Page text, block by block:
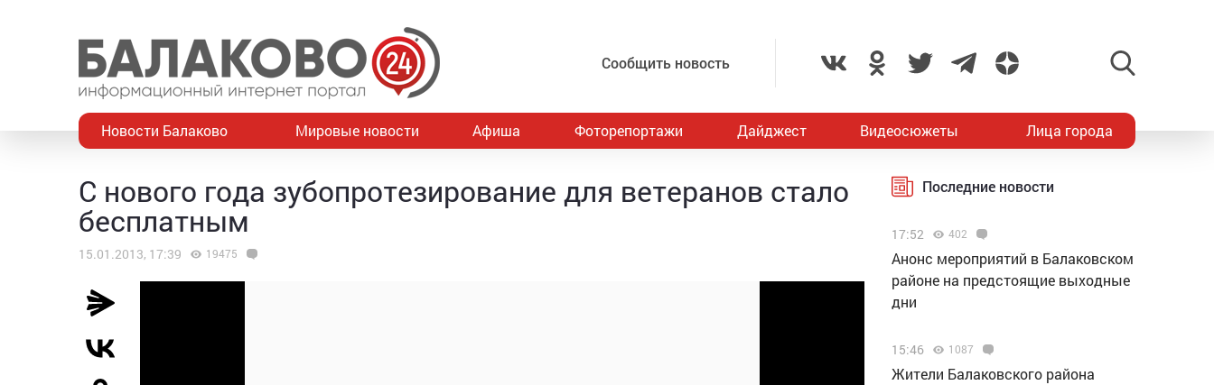
Сообщить новость
Новости Балаково Мировые новости Афиша Фоторепортажи Дайджест Видеосюжеты Лица города
С нового года зубопротезирование для ветеранов стало
бесплатным
15.01.2013, 17:39 19475
Последние новости
17:52 402
Анонс мероприятий в Балаковском
районе на предстоящие выходные
дни
15:46 1087
Жители Балаковского района